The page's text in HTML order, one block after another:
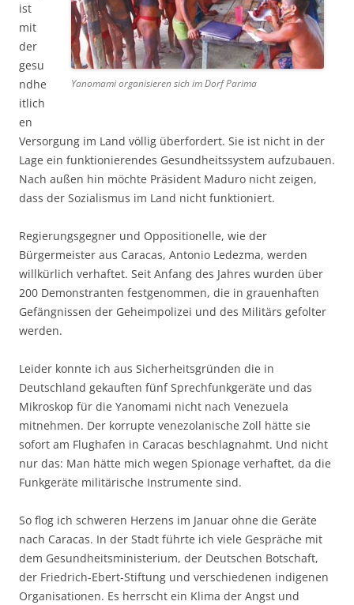
Yanomami organisieren sich im Dorf Parima
ist
mit
der
gesu
ndhe
itlich
en
Versorgung im Land völlig überfordert. Sie ist nicht in der
Lage ein funktionierendes Gesundheitssystem aufzubauen.
Nach außen hin möchte Präsident Maduro nicht zeigen,
dass der Sozialismus im Land nicht funktioniert.
Regierungsgegner und Oppositionelle, wie der
Bürgermeister aus Caracas, Antonio Ledezma, werden
willkürlich verhaftet. Seit Anfang des Jahres wurden über
200 Demonstranten festgenommen, die in grauenhaften
Gefängnissen der Geheimpolizei und des Militärs gefolter
werden.
Leider konnte ich aus Sicherheitsgründen die in
Deutschland gekauften fünf Sprechfunkgeräte und das
Mikroskop für die Yanomami nicht nach Venezuela
mitnehmen. Der korrupte venezolanische Zoll hätte sie
sofort am Flughafen in Caracas beschlagnahmt. Und nicht
nur das: Man hätte mich wegen Spionage verhaftet, da die
Funkgeräte militärische Instrumente sind.
So flog ich schweren Herzens im Januar ohne die Geräte
nach Caracas. In der Stadt führte ich viele Gespräche mit
dem Gesundheitsministerium, der Deutschen Botschaft,
der Friedrich-Ebert-Stiftung und verschiedenen indigenen
Organisationen. Es herrscht ein Klima der Angst und